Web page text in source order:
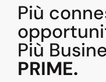
Più
Più
PRIME.